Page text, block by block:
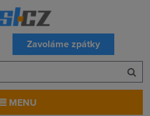
Zavoláme zpátky
MENU